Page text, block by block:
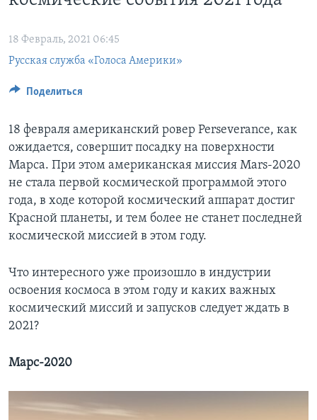
СОЦИАЛЬНЫЕ СЕТИ
Языки
18 Февраль, 2021 06:45
Русская служба «Голоса Америки»
Поделиться
18 февраля американский ровер Perseverance, как
ожидается, совершит посадку на поверхности
Марса. При этом американская миссия Mars-2020
не стала первой космической программой этого
года, в ходе которой космический аппарат достиг
Красной планеты, и тем более не станет последней
космической миссией в этом году.
Что интересного уже произошло в индустрии
освоения космоса в этом году и каких важных
космический миссий и запусков следует ждать в
2021?
Марс-2020